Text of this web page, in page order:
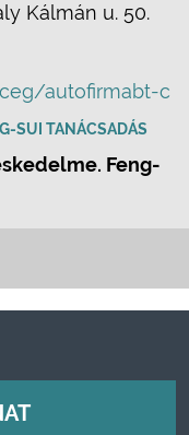
Kálmán u. 50.
autofirmabt-c
SUI TANÁCSADÁS
Feng-